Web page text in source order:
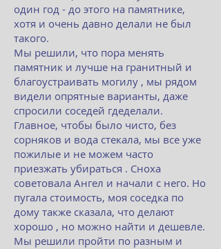
один год - до этого на памятнике,
хотя и очень давно делали не был
такого.
Мы решили, что пора менять
памятник и лучше на гранитный и
благоустраивать могилу , мы рядом
видели опрятные варианты, даже
спросили соседей гдеделали.
Главное, чтобы было чисто, без
сорняков и вода стекала, мы все уже
пожилые и не можем часто
приезжать убираться . Сноха
советовала Ангел и начали с него. Но
пугала стоимость, моя соседка по
дому также сказала, что делают
хорошо , но можно найти и дешевле.
Мы решили пройти по разным и